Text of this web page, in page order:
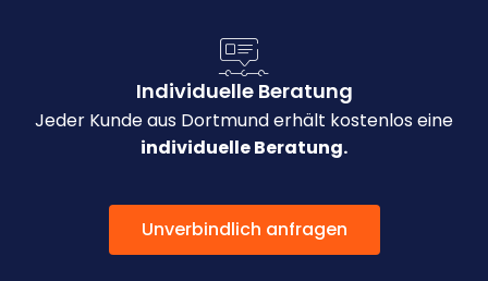
Individuelle Beratung
Jeder Kunde aus Dortmund erhält kostenlos eine
individuelle Beratung.
Unverbindlich anfragen